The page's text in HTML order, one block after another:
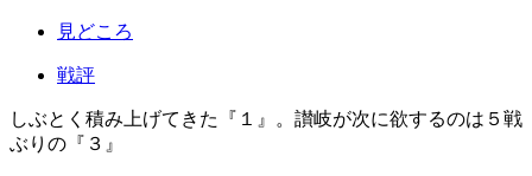
見どころ
戦評
しぶとく積み上げてきた『１』。讃岐が次に欲するのは５戦
ぶりの『３』